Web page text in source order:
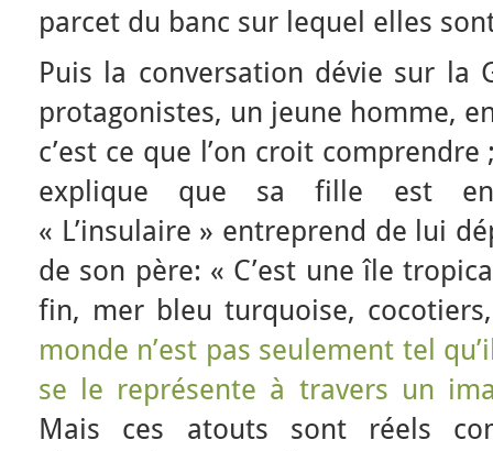
parcet du banc sur lequel elles
Puis la conversation dévie sur la
protagonistes, un jeune homme,
c’est ce que l’on croit
explique que sa fille est
« L’insulaire » entreprend de lui
de son père: « C’est une île
fin, mer bleu turquoise,
monde n’est pas seulement tel
se le représente à travers un
Mais ces atouts sont réels